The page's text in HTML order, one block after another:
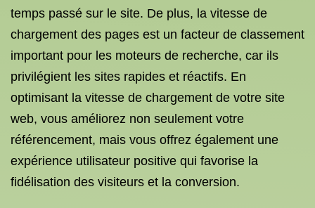
temps passé sur le site. De plus, la vitesse de
chargement des pages est un facteur de classement
important pour les moteurs de recherche, car ils
privilégient les sites rapides et réactifs. En
optimisant la vitesse de chargement de votre site
web, vous améliorez non seulement votre
référencement, mais vous offrez également une
expérience utilisateur positive qui favorise la
fidélisation des visiteurs et la conversion.